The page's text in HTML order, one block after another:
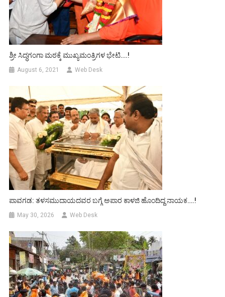
ಶ್ರೀ ಸಿದ್ಧಗಂಗಾ ಮಠಕ್ಕೆ ಮುಖ್ಯಮಂತ್ರಿಗಳ ಭೇಟಿ….!
August 6, 2021 Web Desk
ಪಾವಗಡ: ತಳಸಮುದಾಯದವರ ಬಗ್ಗೆ ಅಪಾರ ಕಾಳಜಿ ಹೊಂದಿದ್ದ ನಾಯಕ….!
May 30, 2026 Web Desk